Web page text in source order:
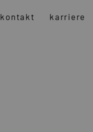
kontakt karriere